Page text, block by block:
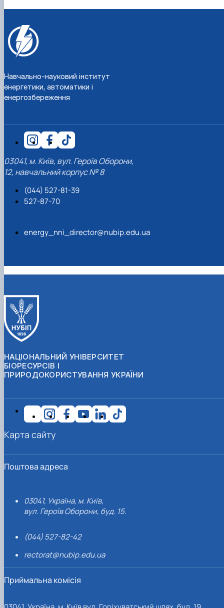
Навчально-науковий інститут
енергетики, автоматики і
енергозбереження
03041, м. Київ, вул. Героїв Оборони,
12, навчальний корпус № 8
(044) 527-81-39
527-87-70
energy_nni_director@nubip.edu.ua
НАЦІОНАЛЬНИЙ УНІВЕРСИТЕТ
БІОРЕСУРСІВ І
ПРИРОДОКОРИСТУВАННЯ УКРАЇНИ
Поштова адреса
03041, Україна, м. Київ,
вул. Героїв Оборони, буд. 15.
(044) 527-82-42
rectorat@nubip.edu.ua
Приймальна комісія
Карта сайту